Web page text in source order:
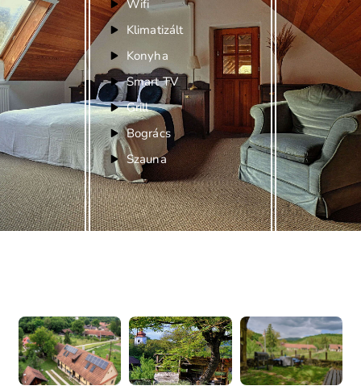
Wifi
Klimatizált
Konyha
Smart TV
Grill
Bogrács
Szauna